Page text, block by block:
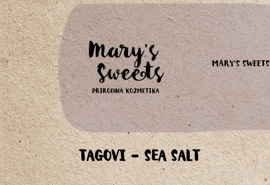
MARY'S SWEETS
TAGOVI - SEA SALT